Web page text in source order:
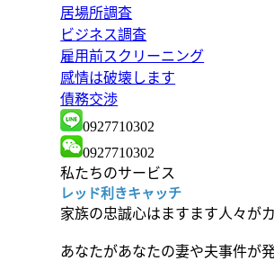
居場所調査
ビジネス調査
雇用前スクリーニング
感情は破壊します
債務交渉
0927710302
0927710302
私たちのサービス
レッド利きキャッチ
家族の忠誠心はますます人々が
あなたがあなたの妻や夫事件が